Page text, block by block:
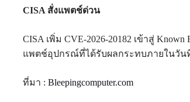
CISA สั่งแพตช์ด่วน
CISA เพิ่ม CVE-2026-20182 เข้าสู่
แพตช์อุปกรณ์ที่ได้รับผลกระทบภายในวัน
ที่มา :Bleepingcomputer.com